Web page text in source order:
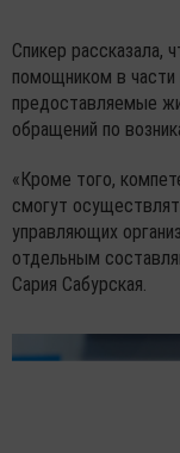
Спикер рассказала,
помощником в части
предоставляемые
обращений по
«Кроме того,
смогут
управляющих
отдельным
Сария Сабурская.